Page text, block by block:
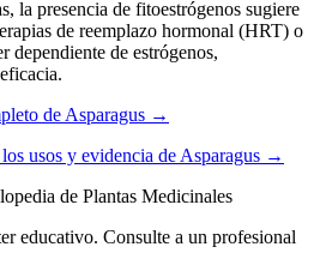
la presencia de fitoestrógenos sugiere
de reemplazo hormonal (HRT) o
dependiente de estrógenos,
de Asparagus →
usos y evidencia de Asparagus →
de Plantas Medicinales
educativo. Consulte a un profesional